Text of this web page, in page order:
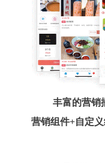
丰富的营销
营销组件+自定